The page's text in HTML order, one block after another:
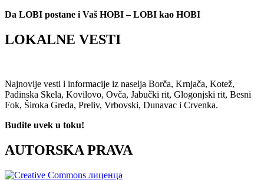
Da LOBI postane i Vaš HOBI – LOBI kao HOBI
LOKALNE VESTI
Najnovije vesti i informacije iz naselja Borča, Krnjača, Kotež,
Padinska Skela, Kovilovo, Ovča, Jabučki rit, Glogonjski rit, Besni
Fok, Široka Greda, Preliv, Vrbovski, Dunavac i Crvenka.
Budite uvek u toku!
AUTORSKA PRAVA